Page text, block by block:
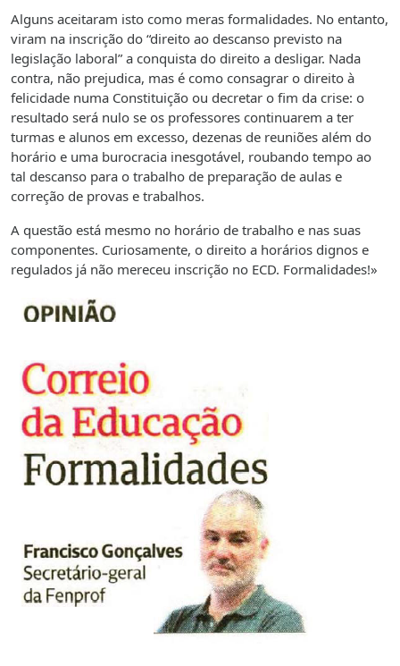
Alguns aceitaram isto como meras formalidades. No entanto,
viram na inscrição do “direito ao descanso previsto na
legislação laboral” a conquista do direito a desligar. Nada
contra, não prejudica, mas é como consagrar o direito à
felicidade numa Constituição ou decretar o fim da crise: o
resultado será nulo se os professores continuarem a ter
turmas e alunos em excesso, dezenas de reuniões além do
horário e uma burocracia inesgotável, roubando tempo ao
tal descanso para o trabalho de preparação de aulas e
correção de provas e trabalhos.
A questão está mesmo no horário de trabalho e nas suas
componentes. Curiosamente, o direito a horários dignos e
regulados já não mereceu inscrição no ECD. Formalidades!»